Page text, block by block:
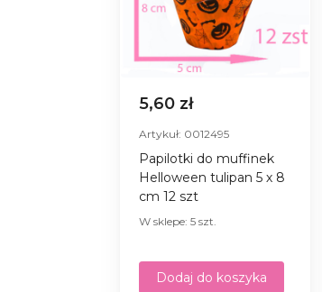
5,60 zł
Artykuł: 0012495
Papilotki do muffinek
Helloween tulipan 5 х 8
сm 12 szt
W sklepe: 5 szt.
Dodaj do koszyka